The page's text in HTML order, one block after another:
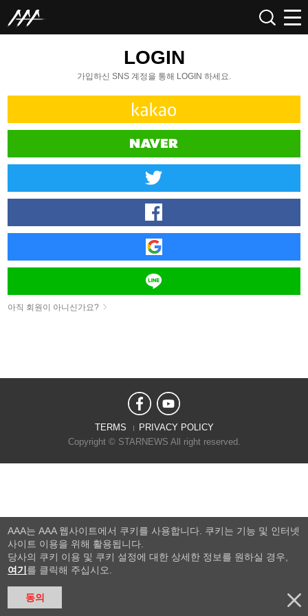
LOGIN
가입하신 SNS 계정을 통해 LOGIN 하세요.
아직 회원이 아니신가요?
TERMS
PRIVACY POLICY
Copyright © STARNEWS All right reserved.
AAA는 AAA 웹사이트에서 쿠키를 사용합니다. 쿠키는 기능 및 인터넷
사이트 이용을 위해 활용됩니다.
당사의 쿠키 이용 및 쿠키 설정에 대한 상세한 정보를 원하실 경우,
여기 를 클릭해 주십시오.
동의